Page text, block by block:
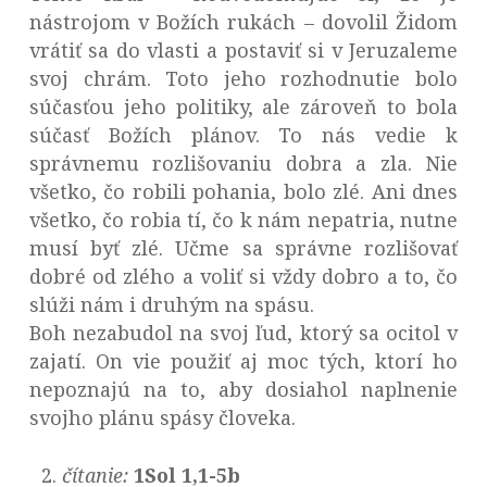
nástrojom v Božích rukách – dovolil Židom
vrátiť sa do vlasti a postaviť si v Jeruzaleme
svoj chrám. Toto jeho rozhodnutie bolo
súčasťou jeho politiky, ale zároveň to bola
súčasť Božích plánov. To nás vedie k
správnemu rozlišovaniu dobra a zla. Nie
všetko, čo robili pohania, bolo zlé. Ani dnes
všetko, čo robia tí, čo k nám nepatria, nutne
musí byť zlé. Učme sa správne rozlišovať
dobré od zlého a voliť si vždy dobro a to, čo
slúži nám i druhým na spásu.
Boh nezabudol na svoj ľud, ktorý sa ocitol v
zajatí. On vie použiť aj moc tých, ktorí ho
nepoznajú na to, aby dosiahol naplnenie
svojho plánu spásy človeka.
čítanie:1Sol 1,1-5b